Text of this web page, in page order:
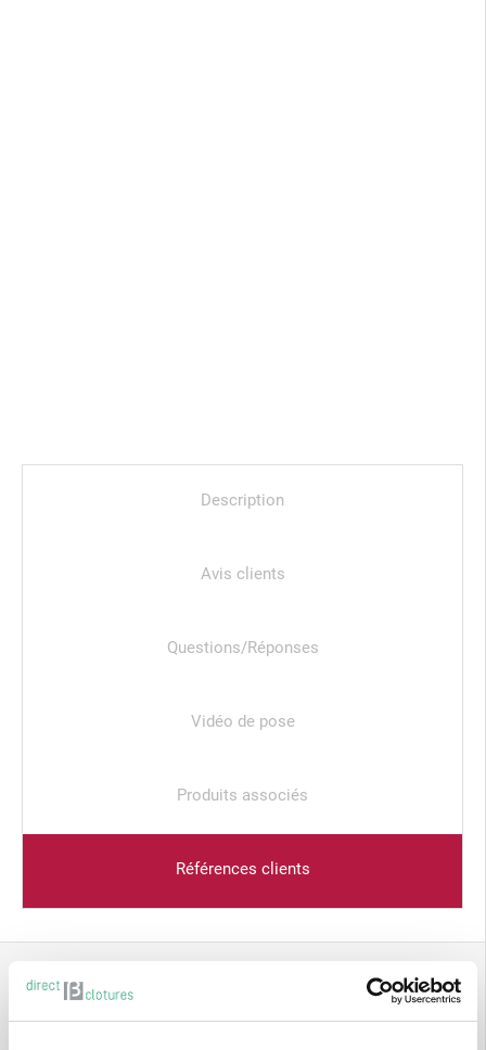
Description
Avis clients
Questions/Réponses
Vidéo de pose
Produits associés
Références clients
QUESTIONS